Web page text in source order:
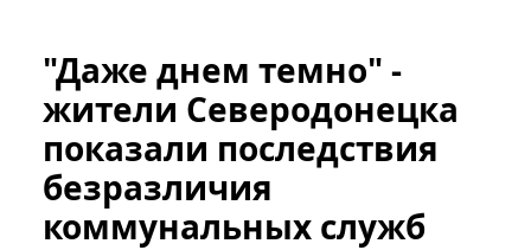
"Даже днем ​​темно" -
жители Северодонецка
показали последствия
безразличия
коммунальных служб